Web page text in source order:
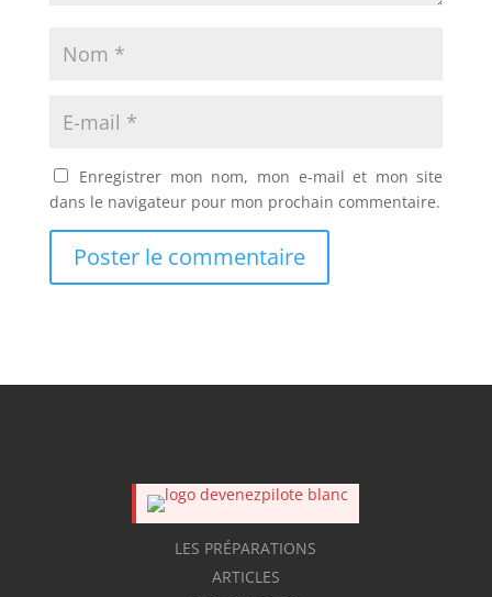
Enregistrer mon nom, mon e-mail et mon site
dans le navigateur pour mon prochain commentaire.
LES PRÉPARATIONS
ARTICLES